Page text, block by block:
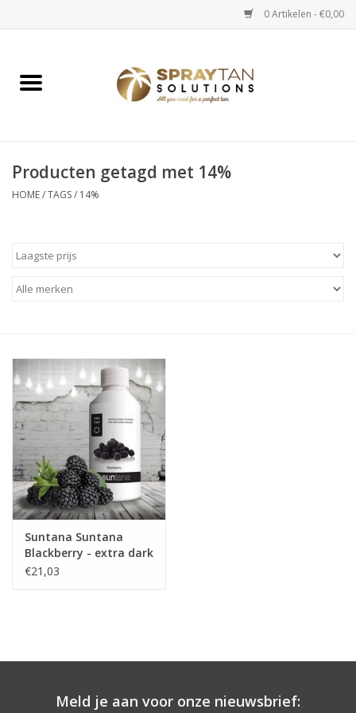
0 Artikelen - €0,00
Home
Spray Tan Starterspakketten
Selftan producten
Onderdelen
Ventilatoren / Afzuiging
Promotie materiaal
Salon kleding
Vraag hier om een vrijblijvend
Producten getagd met 14%
HOME/TAGS/ 14%
Suntana Suntana
Blackberry - extra dark
tan - Spray Tan
€21,03
Meld je aan voor onze nieuwsbrief: